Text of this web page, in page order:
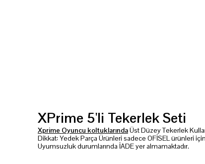
XPrime 5'li Tekerlek Seti
Xprime Oyuncu koltuklarındaÜst Düzey Tekerlek
Dikkat: Yedek Parça Ürünleri sadece OFİSEL ürünleri
Uyumsuzluk durumlarında İADE yer almamaktadır.